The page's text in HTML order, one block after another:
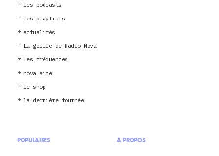
les podcasts
les playlists
actualités
La grille de Radio Nova
les fréquences
nova aime
le shop
la dernière tournée
POPULAIRES À PROPOS